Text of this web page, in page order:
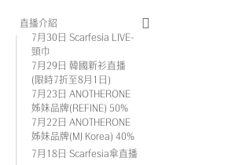
直播介紹
7月30日 Scarfesia LIVE-
頸巾
7月29日 韓國新衫直播
(限時7折至8月1日)
7月23日 ANOTHERONE
姊妹品牌(REFINE) 50%
7月22日 ANOTHERONE
姊妹品牌(MJ Korea) 40%
7月18日 Scarfesia傘直播